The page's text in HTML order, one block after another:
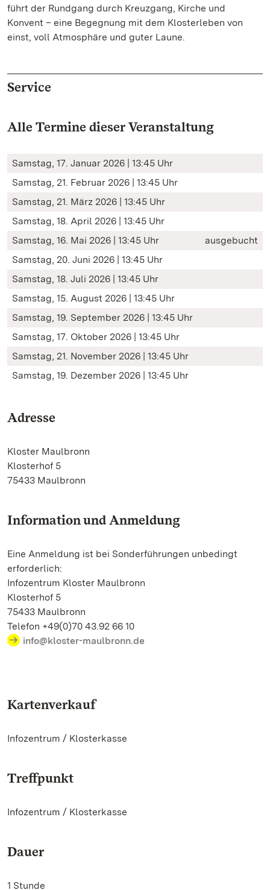
führt der Rundgang durch Kreuzgang, Kirche und
Konvent – eine Begegnung mit dem Klosterleben von
einst, voll Atmosphäre und guter Laune.
Service
Alle Termine dieser Veranstaltung
Samstag, 17. Januar 2026 | 13:45 Uhr
Samstag, 21. Februar 2026 | 13:45 Uhr
Samstag, 21. März 2026 | 13:45 Uhr
Samstag, 18. April 2026 | 13:45 Uhr
Samstag, 16. Mai 2026 | 13:45 Uhr
ausgebucht
Samstag, 20. Juni 2026 | 13:45 Uhr
Samstag, 18. Juli 2026 | 13:45 Uhr
Samstag, 15. August 2026 | 13:45 Uhr
Samstag, 19. September 2026 | 13:45 Uhr
Samstag, 17. Oktober 2026 | 13:45 Uhr
Samstag, 21. November 2026 | 13:45 Uhr
Samstag, 19. Dezember 2026 | 13:45 Uhr
Adresse
Kloster Maulbronn
Klosterhof 5
75433 Maulbronn
Information und Anmeldung
Eine Anmeldung ist bei Sonderführungen unbedingt
erforderlich:
Infozentrum Kloster Maulbronn
Klosterhof 5
75433 Maulbronn
Telefon +49(0)70 43.92 66 10
info@kloster-maulbronn.de
Kartenverkauf
Infozentrum / Klosterkasse
Treffpunkt
Infozentrum / Klosterkasse
Dauer
1 Stunde